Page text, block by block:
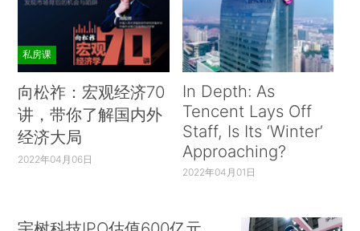
私房课
向松祚：宏观经济70
讲，带你了解国内外
经济大局
2022年04月06日
In Depth: As
Tencent Lays Off
Staff, Is Its ‘Winter’
Approaching?
2022年04月01日